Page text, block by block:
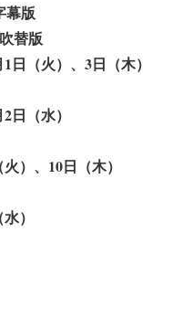
幕版
吹替版
日（火）、3日（木）
日（水）
）、10日（木）
）